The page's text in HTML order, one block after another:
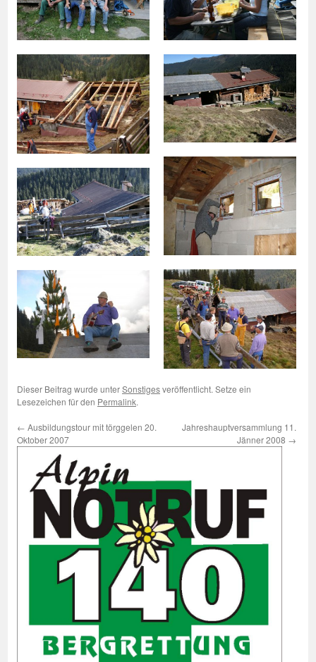
Dieser Beitrag wurde unterSonstiges
veröffentlicht. Setze ein
Lesezeichen für denPermalink.
Oktober 2007
Jänner 2008